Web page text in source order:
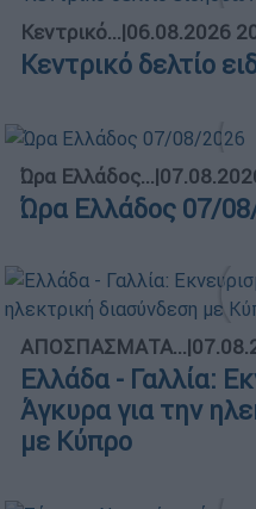
Κεντρικό...|06.08.2026
Κεντρικό δελτίο
Ώρα Ελλάδος...|
Ώρα Ελλάδος 07/
ΑΠΟΣΠΑΣΜΑΤΑ...|
Ελλάδα - Γαλλία:
Άγκυρα για την
με Κύπρο